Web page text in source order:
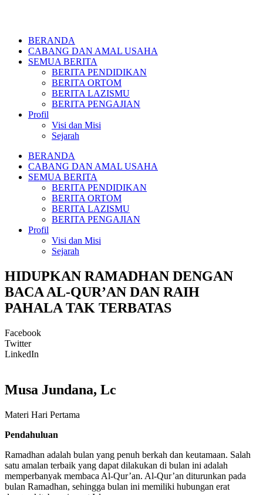
BERANDA
CABANG DAN AMAL USAHA
SEMUA BERITA
BERITA PENDIDIKAN
BERITA ORTOM
BERITA LAZISMU
BERITA PENGAJIAN
Profil
Visi dan Misi
Sejarah
BERANDA
CABANG DAN AMAL USAHA
SEMUA BERITA
BERITA PENDIDIKAN
BERITA ORTOM
BERITA LAZISMU
BERITA PENGAJIAN
Profil
Visi dan Misi
Sejarah
HIDUPKAN RAMADHAN DENGAN
BACA AL-QUR’AN DAN RAIH
PAHALA TAK TERBATAS
Facebook
Twitter
LinkedIn
Musa Jundana, Lc
Materi Hari Pertama
Pendahuluan
Ramadhan adalah bulan yang penuh berkah dan keutamaan. Salah
satu amalan terbaik yang dapat dilakukan di bulan ini adalah
memperbanyak membaca Al-Qur’an. Al-Qur’an diturunkan pada
bulan Ramadhan, sehingga bulan ini memiliki hubungan erat